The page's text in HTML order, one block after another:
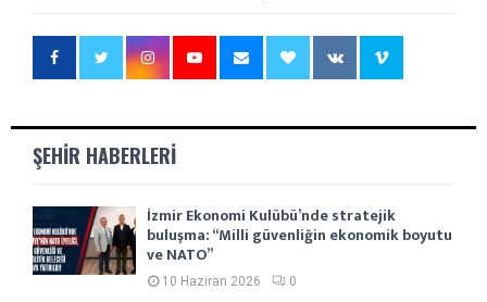
ŞEHIR HABERLERI
İzmir Ekonomi Kulübü’nde stratejik
buluşma: “Milli güvenliğin ekonomik boyutu
ve NATO”
10 Haziran 2026 0